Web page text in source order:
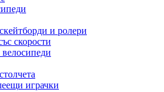
и ролери
скорости
велосипеди
играчки